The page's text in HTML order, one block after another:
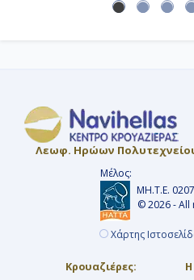
Λεωφ. Ηρώων Πολυτεχνείου
Μέλος:
ΜΗ.Τ.Ε.
© 2026 - All
Χάρτης
Κρουαζιέρες:
Η